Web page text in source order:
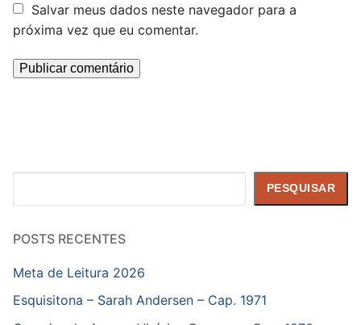
Salvar meus dados neste navegador para a
próxima vez que eu comentar.
PESQUISAR
POSTS RECENTES
Meta de Leitura 2026
Esquisitona – Sarah Andersen – Cap. 1971